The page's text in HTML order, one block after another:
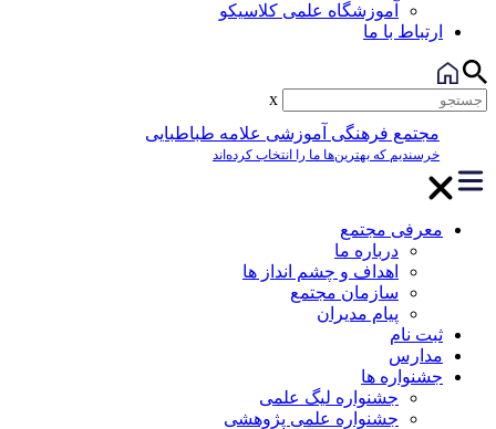
آموزشگاه علمی کلاسیکو
ارتباط با ما
مجتمع فرهنگی آموزشی علامه طباطبایی
خرسندیم که بهترین‌ها ما را انتخاب کرده‌اند
معرفی مجتمع
درباره ما
اهداف و چشم انداز ها
سازمان مجتمع
پیام مدیران
ثبت نام
مدارس
جشنواره ها
جشنواره لیگ علمی
جشنواره علمی پژوهشی